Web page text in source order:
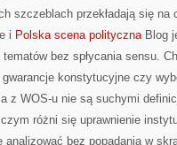
szczeblach przekładają się na
i Polska scena politycznaBlog
bez spłycania sensu.
konstytucyjne czy
z WOS-u nie są suchymi
różni się uprawnienie
bez popadania w